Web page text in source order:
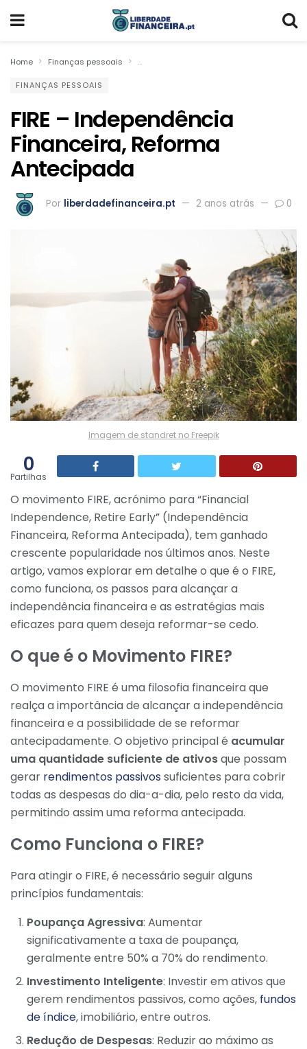
Home Finanças pessoais FIRE – Independência Financeira, Reforma
FINANÇAS PESSOAIS
FIRE – Independência
Financeira, Reforma
Antecipada
Por liberdadefinanceira.pt 2 anos atrás 0
Imagem de standret no Freepik
0
Partilhas
O movimento FIRE, acrónimo para “Financial
Independence, Retire Early” (Independência
Financeira, Reforma Antecipada), tem ganhado
crescente popularidade nos últimos anos. Neste
artigo, vamos explorar em detalhe o que é o FIRE,
como funciona, os passos para alcançar a
independência financeira e as estratégias mais
eficazes para quem deseja reformar-se cedo.
O que é o Movimento FIRE?
O movimento FIRE é uma filosofia financeira que
realça a importância de alcançar a independência
financeira e a possibilidade de se reformar
antecipadamente. O objetivo principal é acumular
uma quantidade suficiente de ativosque possam
gerar rendimentos passivos suficientes para cobrir
todas as despesas do dia-a-dia, pelo resto da vida,
permitindo assim uma reforma antecipada.
Como Funciona o FIRE?
Para atingir o FIRE, é necessário seguir alguns
princípios fundamentais:
Poupança Agressiva: Aumentar
significativamente a taxa de poupança,
geralmente entre 50% a 70% do rendimento.
Investimento Inteligente: Investir em ativos que
gerem rendimentos passivos, como ações, fundos
de índice, imobiliário, entre outros.
Redução de Despesas: Reduzir ao máximo as